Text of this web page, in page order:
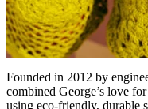
Founded in 2012 by
combined George’s love
using eco-friendly, durable